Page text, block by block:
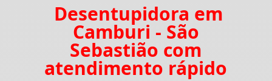
Desentupidora em
Camburi - São
Sebastião com
atendimento rápido